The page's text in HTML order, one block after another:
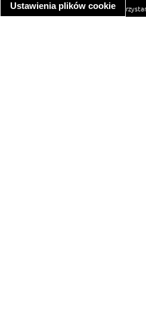
Ustawienia plików cookie
informacja o